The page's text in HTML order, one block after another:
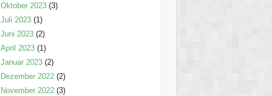
Oktober 2023(3)
Juli 2023(1)
Juni 2023(2)
April 2023(1)
Januar 2023(2)
Dezember 2022(2)
November 2022(3)